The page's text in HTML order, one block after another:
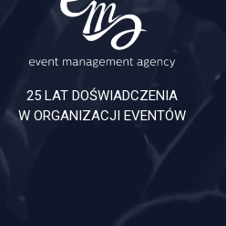
25 LAT DOŚWIADCZENIA
W ORGANIZACJI EVENTÓW